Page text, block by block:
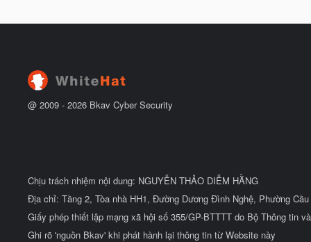
@ 2009 - 2026 Bkav Cyber Security
Chịu trách nhiệm nội dung: NGUYỄN THẢO DIỄM HẰNG
Địa chỉ: Tầng 2, Tòa nhà HH1, Đường Dương Đình Nghệ, Phường
Giấy phép thiết lập mạng xã hội số 355/GP-BTTTT do Bộ Thông tin
Ghi rõ 'nguồn Bkav' khi phát hành lại thông tin từ Website này